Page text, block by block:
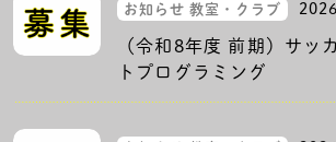
お知らせ 教室・クラブ
（令和8年度 前期）サッ
トプログラミング